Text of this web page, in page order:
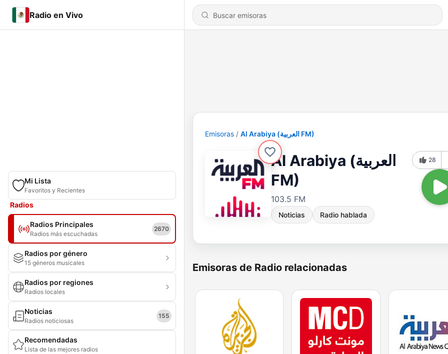
Radio en Vivo
Mi Lista
Favoritos y Recientes
Radios
Radios Principales
Radios más escuchadas
2670
Radios por género
15 géneros musicales
Radios por regiones
Radios locales
Noticias
Radios noticiosas
155
Recomendadas
Lista de las mejores radios
Emisoras Al Arabiya (العربية FM)
Al Arabiya (العربية
FM)
103.5 FM
Noticias Radio hablada
28
Emisoras de Radio relacionadas